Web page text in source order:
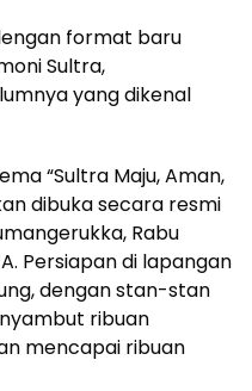
format baru
Sultra,
yang dikenal
“Sultra Maju, Aman,
dibuka secara resmi
Rabu
Persiapan di lapangan
dengan stan-stan
ribuan
mencapai ribuan